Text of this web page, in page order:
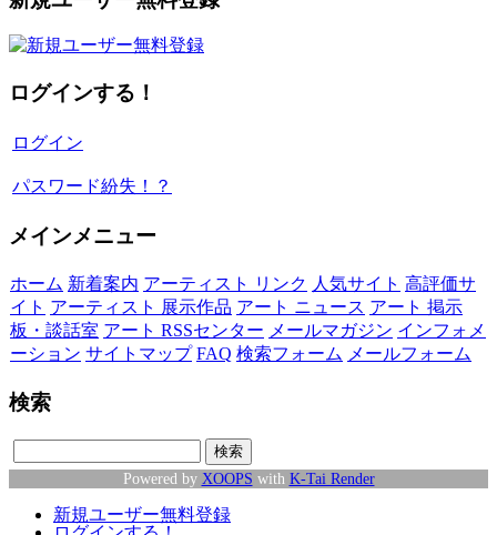
ログインする！
ログイン
パスワード紛失！？
メインメニュー
ホーム 新着案内 アーティスト リンク 人気サイト 高評価サ
イト アーティスト 展示作品 アート ニュース アート 掲示
板・談話室 アート RSSセンター メールマガジン インフォメ
ーション サイトマップ FAQ 検索フォーム メールフォーム
検索
Powered by XOOPS with K-Tai Render
新規ユーザー無料登録